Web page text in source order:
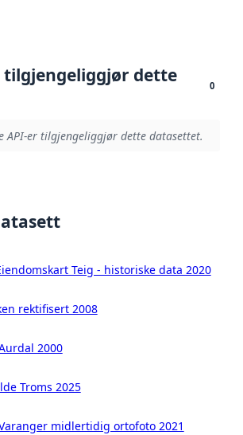
tilgjengeliggjør dette
0
API-er tilgjengeliggjør dette datasettet.
Teig - historiske data 2020
rektifisert 2008
2000
Troms 2025
midlertidig ortofoto 2021